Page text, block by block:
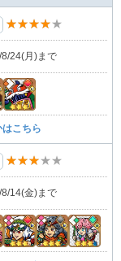
★★★★★
24(月)まで
こちら
★★★★★
14(金)まで